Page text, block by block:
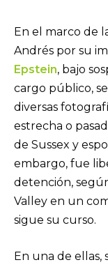
En el marco de
Andrés por su
Epstein, bajo
cargo público,
diversas
estrecha o
de Sussex y
embargo, fue
detención,
Valley en un
sigue su curso.
En una de ellas,